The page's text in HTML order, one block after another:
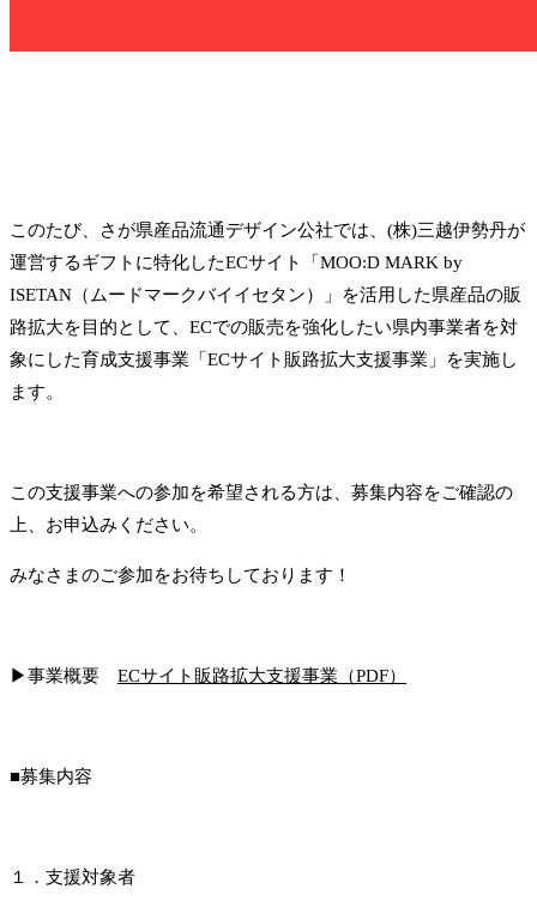
このたび、さが県産品流通デザイン公社では、(株)三越伊勢丹が
運営するギフトに特化したECサイト「MOO:D MARK by
ISETAN（ムードマークバイイセタン）」を活用した県産品の販
路拡大を目的として、ECでの販売を強化したい県内事業者を対
象にした育成支援事業「ECサイト販路拡大支援事業」を実施し
ます。
この支援事業への参加を希望される方は、募集内容をご確認の
上、お申込みください。
みなさまのご参加をお待ちしております！
▶事業概要 ECサイト販路拡大支援事業（PDF）
■募集内容
１．支援対象者